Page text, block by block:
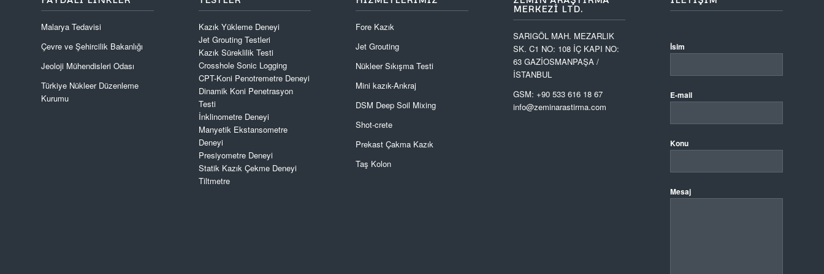
Malarya Tedavisi
Çevre ve Şehircilik Bakanlığı
Jeoloji Mühendisleri Odası
Türkiye Nükleer Düzenleme
Kurumu
Kazık Yükleme Deneyi
Jet Grouting Testleri
Kazık Süreklilik Testi
Crosshole Sonic Logging
CPT-Koni Penotremetre Deneyi
Dinamik Koni Penetrasyon
Testi
İnklinometre Deneyi
Manyetik Ekstansometre
Deneyi
Presiyometre Deneyi
Statik Kazık Çekme Deneyi
Tiltmetre
Fore Kazık
Jet Grouting
Nükleer Sıkışma Testi
Mini kazık-Ankraj
DSM Deep Soil Mixing
Shot-crete
Prekast Çakma Kazık
Taş Kolon
MERKEZI LTD.
SARIGÖL MAH. MEZARLIK
SK. C1 NO: 108 İÇ KAPI NO:
63 GAZİOSMANPAŞA /
İSTANBUL
GSM: +90 533 616 18 67
info@zeminarastirma.com
İsim
E-mail
Konu
Mesaj